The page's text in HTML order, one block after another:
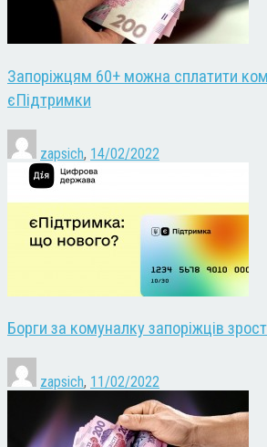
Запоріжцям 60+ можна сплатити
єПідтримки
zapsich, 14/02/2022
Борги за комуналку запоріжців
zapsich, 11/02/2022